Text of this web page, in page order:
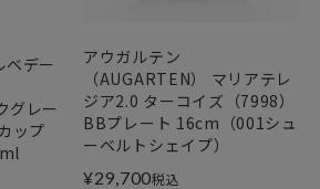
ベデー
グレー
ップ
アウガルテン
（AUGARTEN） マリアテレ
ジア2.0 ターコイズ（7998）
BBプレート 16cm（001シュ
ーベルトシェイプ）
¥29,700税込